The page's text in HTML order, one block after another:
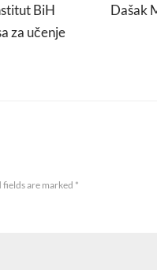
BiH
za učenje
Dašak
fields are marked *